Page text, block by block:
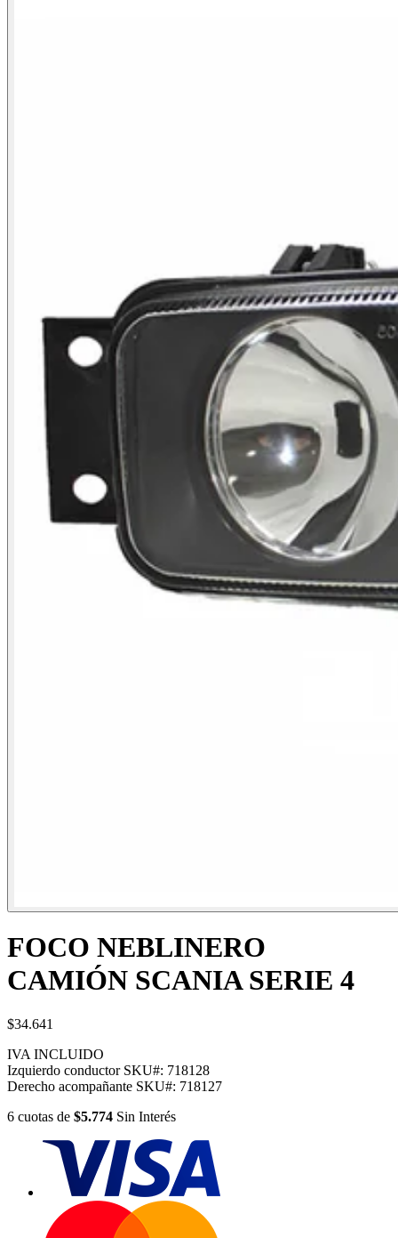
FOCO NEBLINERO
CAMIÓN SCANIA SERIE 4
$34.641
IVA INCLUIDO
Izquierdo conductor SKU#: 718128
Derecho acompañante SKU#: 718127
6 cuotas de $5.774 Sin Interés